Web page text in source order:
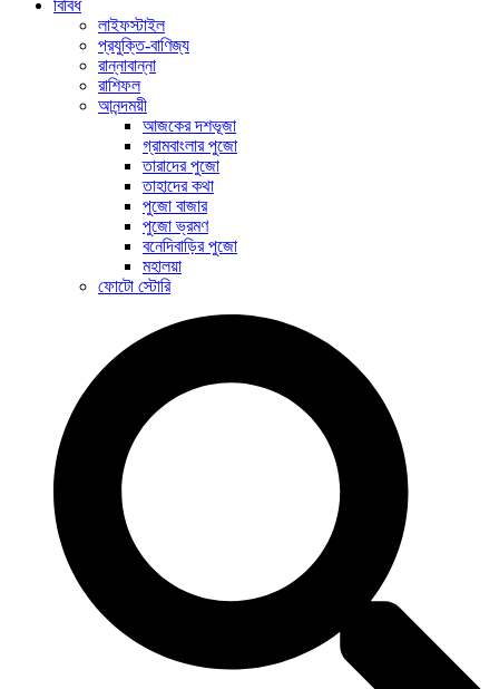
বিবিধ
লাইফস্টাইল
প্রযুক্তি-বাণিজ্য
রান্নাবান্না
রাশিফল
আনন্দময়ী
আজকের দশভূজা
গ্রামবাংলার পুজো
তারাদের পুজো
তাহাদের কথা
পুজো বাজার
পুজো ভ্রমণ
বনেদিবাড়ির পুজো
মহালয়া
ফোটো স্টোরি